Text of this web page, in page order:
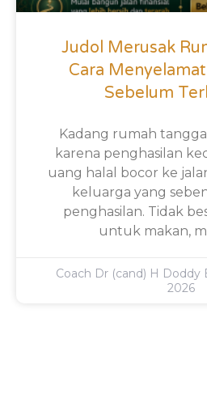
Judol Merusak
Cara
Sebelum
Kadang rumah
karena penghasilan
uang halal bocor ke
keluarga yang
penghasilan. Tidak
untuk makan,
Coach Dr (cand) H Doddy
2026